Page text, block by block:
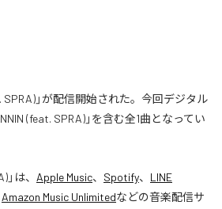
SPRA)」が配信開始された。今回デジタル
(feat. SPRA)」を含む全1曲となってい
」は、 Apple Music、 Spotify、 LINE
Amazon Music Unlimitedなどの音楽配信サ